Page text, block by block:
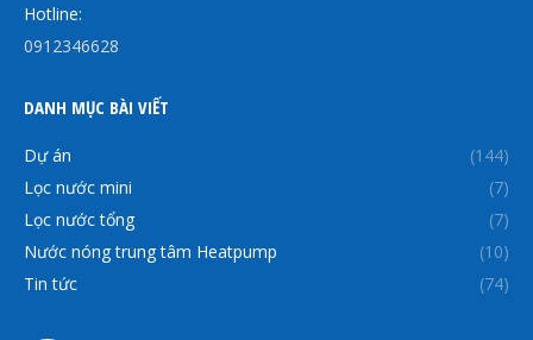
Hotline:
0912346628
DANH MỤC BÀI VIẾT
Dự án
(144)
Lọc nước mini
(7)
Lọc nước tổng
(7)
Nước nóng trung tâm Heatpump
(10)
Tin tức
(74)